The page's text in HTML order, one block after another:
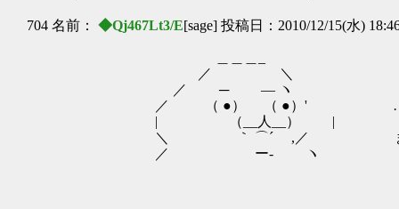
704 名前： ◆Qj467Lt3/E[sage] 投稿日：2010/12/15(水)
／ ＼
／ ─ ― ヽ
／ （ ●） （ ●）'
| （__人__） | こなた、も
＼ ｀ ⌒´ ,／ まだ開けてな
／ ー‐ ヽ